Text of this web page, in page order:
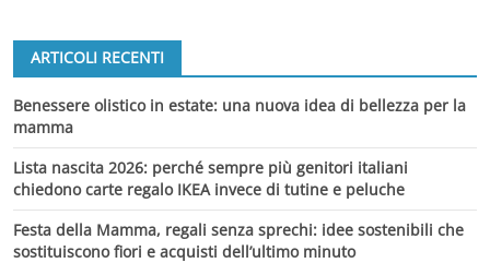
ARTICOLI RECENTI
Benessere olistico in estate: una nuova idea di bellezza per la
mamma
Lista nascita 2026: perché sempre più genitori italiani
chiedono carte regalo IKEA invece di tutine e peluche
Festa della Mamma, regali senza sprechi: idee sostenibili che
sostituiscono fiori e acquisti dell’ultimo minuto